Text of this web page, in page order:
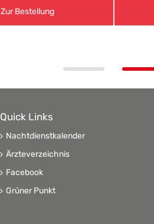
Zur Bestellung
Quick Links
Nachtdienstkalender
Ärzteverzeichnis
Facebook
Grüner Punkt